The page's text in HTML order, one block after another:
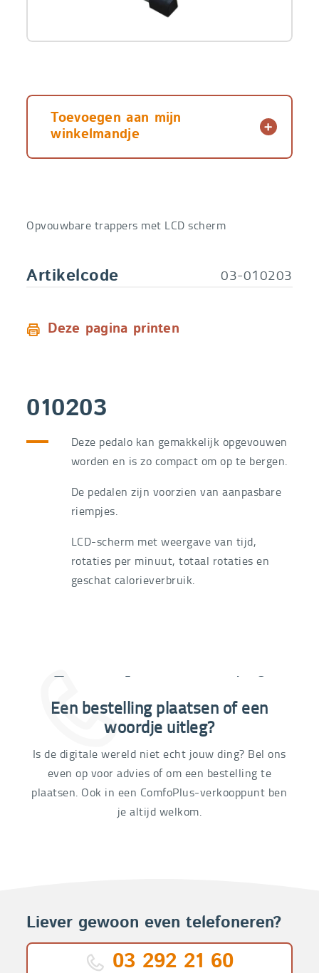
Toevoegen aan mijn
winkelmandje
Opvouwbare trappers met LCD scherm
Artikelcode 03-010203
Deze pagina printen
010203
Deze pedalo kan gemakkelijk opgevouwen
worden en is zo compact om op te bergen.
De pedalen zijn voorzien van aanpasbare
riempjes.
LCD-scherm met weergave van tijd,
rotaties per minuut, totaal rotaties en
geschat calorieverbruik.
03 292 21 60
Een bestelling plaatsen of een
woordje uitleg?
Is de digitale wereld niet echt jouw ding? Bel ons
even op voor advies of om een bestelling te
plaatsen. Ook in een ComfoPlus-verkooppunt ben
je altijd welkom.
Liever gewoon even telefoneren?
03 292 21 60